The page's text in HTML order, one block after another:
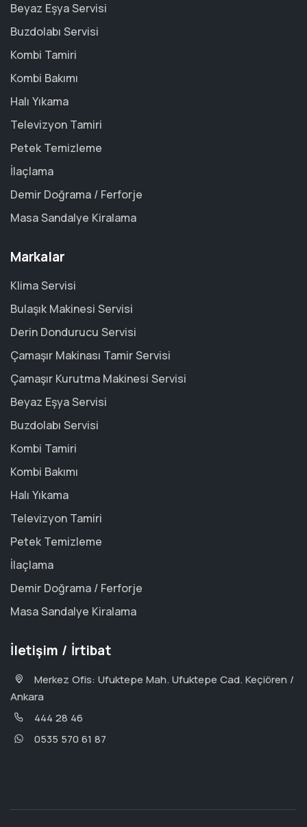
Beyaz Eşya Servisi
Buzdolabı Servisi
Kombi Tamiri
Kombi Bakımı
Halı Yıkama
Televizyon Tamiri
Petek Temizleme
İlaçlama
Demir Doğrama / Ferforje
Masa Sandalye Kiralama
Markalar
Klima Servisi
Bulaşık Makinesi Servisi
Derin Dondurucu Servisi
Çamaşır Makinası Tamir Servisi
Çamaşır Kurutma Makinesi Servisi
Beyaz Eşya Servisi
Buzdolabı Servisi
Kombi Tamiri
Kombi Bakımı
Halı Yıkama
Televizyon Tamiri
Petek Temizleme
İlaçlama
Demir Doğrama / Ferforje
Masa Sandalye Kiralama
İletişim / İrtibat
Merkez Ofis: Ufuktepe Mah. Ufuktepe Cad. Keçiören /
Ankara
444 28 46
0535 570 61 87